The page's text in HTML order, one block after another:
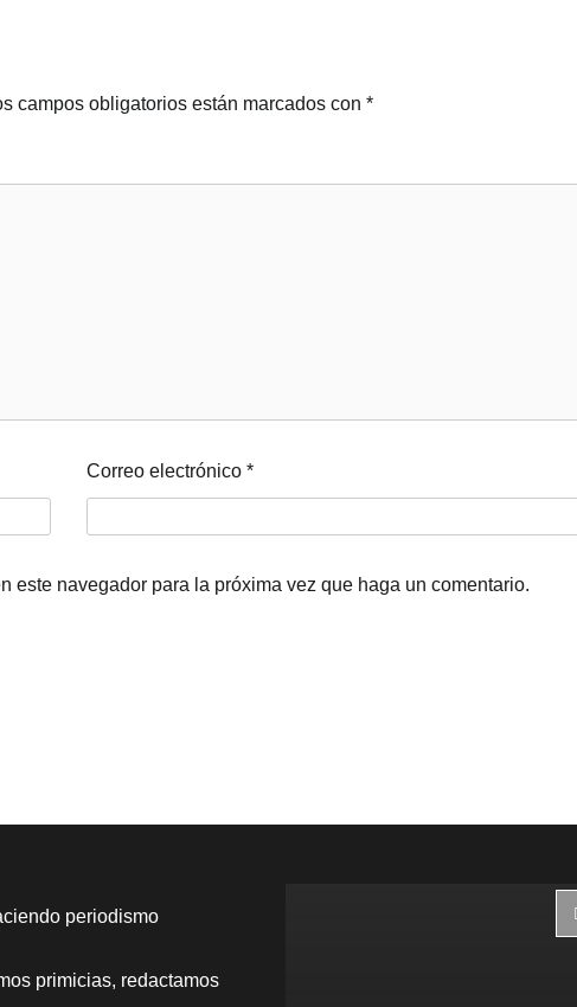
campos obligatorios están marcados con *
Correo electrónico *
este navegador para la próxima vez que haga un comentario.
periodismo
primicias, redactamos